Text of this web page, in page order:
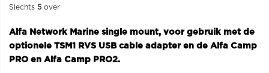
Slechts 5 over
Alfa Network Marine single mount, voor gebruik met de
optionele TSM1 RVS USB cable adapter en de Alfa Camp
PRO en Alfa Camp PRO2.